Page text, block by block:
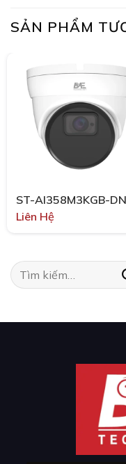
SẢN PHẨM
ST-AI358M3KGB-
Liên Hệ
Tìm
kiếm: